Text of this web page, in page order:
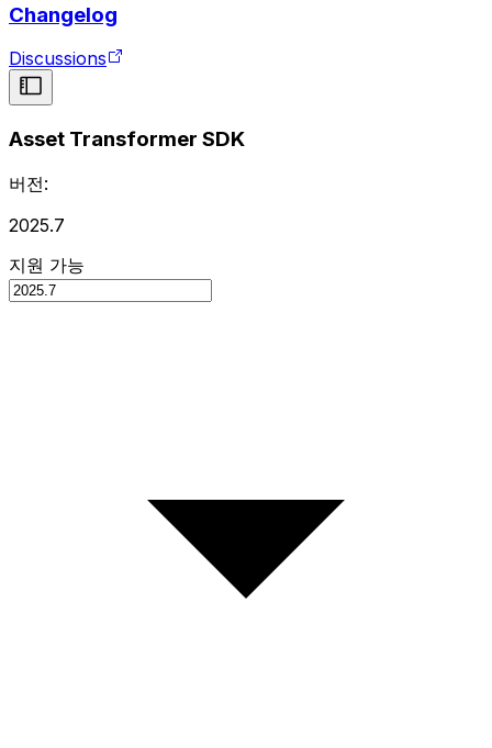
Changelog
Discussions
Asset Transformer SDK
버전:
2025.7
지원 가능